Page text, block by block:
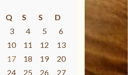
Q S S
D
3 4 5
6
10 11 12
13
17 18 19
20
24 25 26
27